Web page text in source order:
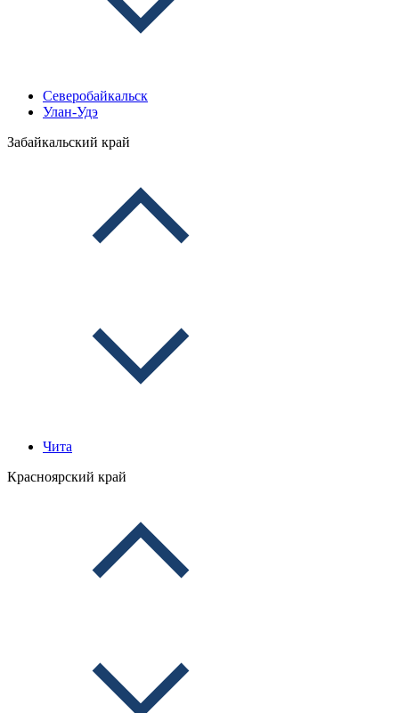
Северобайкальск
Улан-Удэ
Забайкальский край
Чита
Красноярский край